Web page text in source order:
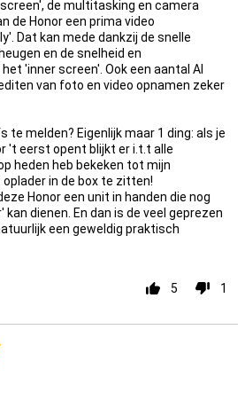
de multitasking en camera
de Honor een prima video
Dat kan mede dankzij de snelle
en de snelheid en
'inner screen'. Ook een aantal AI
van foto en video opnamen zeker
te melden? Eigenlijk maar 1 ding: als je
't eerst opent blijkt er i.t.t alle
heden heb bekeken tot mijn
in de box te zitten!
Honor een unit in handen die nog
kan dienen. En dan is de veel geprezen
een geweldig praktisch
5 1